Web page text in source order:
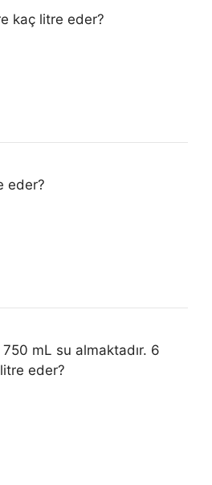
kaç litre eder?
eder?
mL su almaktadır. 6
eder?